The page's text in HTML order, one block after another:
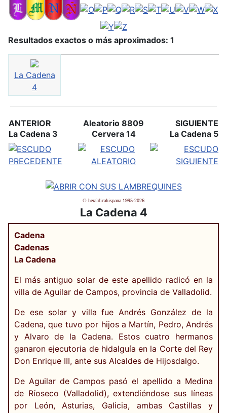
Resultados exactos o más aproximados: 1
La Cadena
4
ANTERIOR
La Cadena 3
Aleatorio 8809
Cervera 14
SIGUIENTE
La Cadena 5
© heraldicahispana 1995-2026
La Cadena 4
Cadena
Cadenas
La Cadena
El más antiguo solar de este apellido radicó en la
villa de Aguilar de Campos, provincia de Valladolid.
De ese solar y villa fue Andrés González de la
Cadena, que tuvo por hijos a Martín, Pedro, Andrés
y Alvaro de la Cadena. Estos cuatro hermanos
ganaron ejecutoria de hidalguía en la Corte del Rey
Don Enrique III, ante sus Alcaldes de Hijosdalgo.
De Aguilar de Campos pasó el apellido a Medina
de Ríoseco (Valladolid), extendiéndose sus líneas
por León, Asturias, Galicia, ambas Castillas y